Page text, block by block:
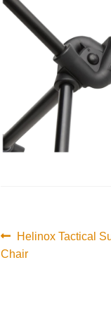
Forrige
innlegg:
Helinox Tactical
Chair